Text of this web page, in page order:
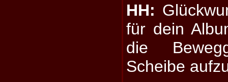
HH:
für dein
die
Scheibe